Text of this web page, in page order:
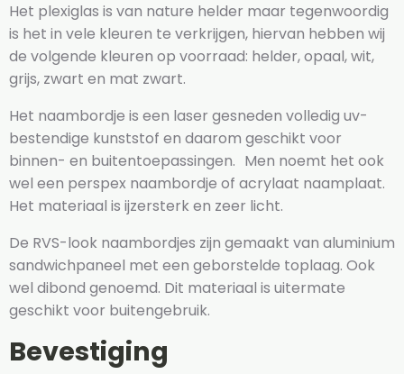
Het plexiglas is van nature helder maar tegenwoordig
is het in vele kleuren te verkrijgen, hiervan hebben wij
de volgende kleuren op voorraad: helder, opaal, wit,
grijs, zwart en mat zwart.
Het naambordje is een laser gesneden volledig uv-
bestendige kunststof en daarom geschikt voor
binnen- en buitentoepassingen. Men noemt het ook
wel een perspex naambordje of acrylaat naamplaat.
Het materiaal is ijzersterk en zeer licht.
De RVS-look naambordjes zijn gemaakt van aluminium
sandwichpaneel met een geborstelde toplaag. Ook
wel dibond genoemd. Dit materiaal is uitermate
geschikt voor buitengebruik.
Bevestiging